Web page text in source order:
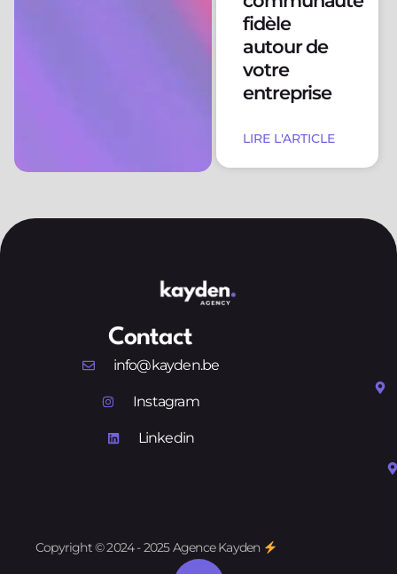
fidèle
autour de
votre
entreprise
LIRE L'ARTICLE
Contact
info@kayden.be
Instagram
Linkedin
Copyright © 2024 - 2025 Agence Kayden